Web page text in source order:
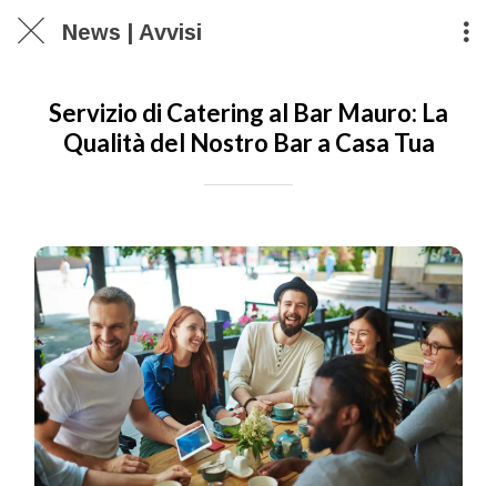
News | Avvisi
Servizio di Catering al Bar Mauro: La
Qualità del Nostro Bar a Casa Tua